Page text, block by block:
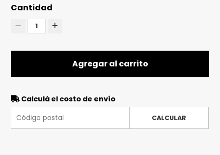
Cantidad
1
Agregar al carrito
Calculá el costo de envío
CALCULAR